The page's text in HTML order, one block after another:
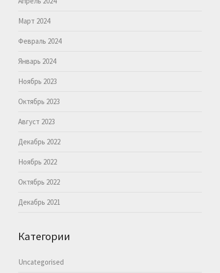
Март 2024
Февраль 2024
Январь 2024
Ноябрь 2023
Октябрь 2023
Август 2023
Декабрь 2022
Ноябрь 2022
Октябрь 2022
Декабрь 2021
Категории
Uncategorised